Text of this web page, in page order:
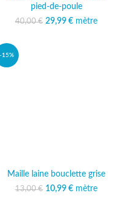
pied-de-poule
40,00€ Le prix initial était :
29,99 €
Le prix
mètre
-15%
Maille laine bouclette grise
13,00€ Le prix initial était :
10,99 €
Le prix
mètre